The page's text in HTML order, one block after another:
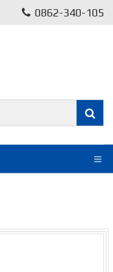
0862-340-105